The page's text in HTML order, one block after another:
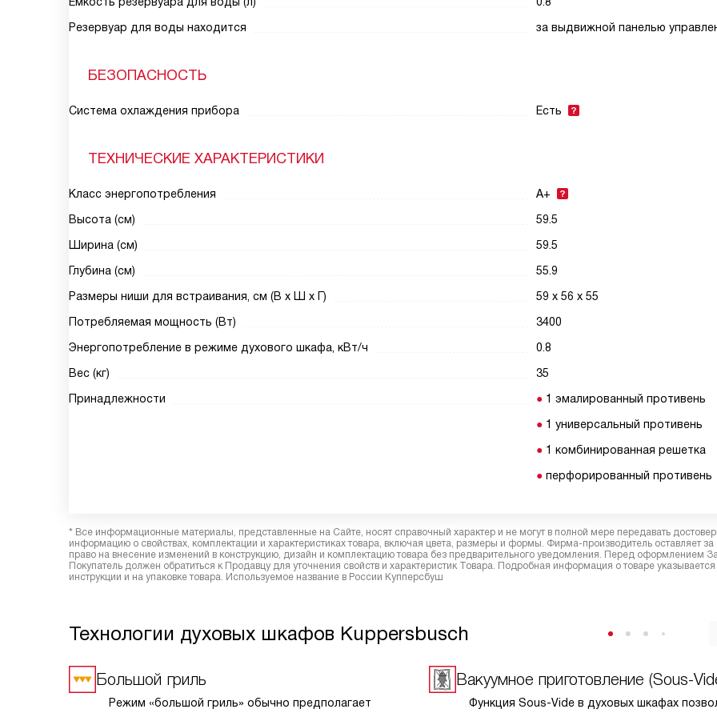
Резервуар для воды находится
за выдвижной панелью
БЕЗОПАСНОСТЬ
Система охлаждения прибора Есть
ТЕХНИЧЕСКИЕ ХАРАКТЕРИСТИКИ
Класс энергопотребления
A+
Высота (см)
59.5
Ширина (см)
59.5
Глубина (см)
55.9
Размеры ниши для встраивания, см (В х Ш х Г)
59 x 56 x 55
Потребляемая мощность (Вт)
3400
Энергопотребление в режиме духового шкафа, кВт/ч
0.8
Вес (кг)
35
Принадлежности
1 эмалированный противень
1 универсальный противень
1 комбинированная решетка
перфорированный противень
* Все информационные материалы, представленные на Сайте, носят справочный характер и не могут в полной мере передавать
информацию о свойствах, комплектации и характеристиках товара, включая цвета, размеры и формы. Фирма-производитель оставляет за
право на внесение изменений в конструкцию, дизайн и комплектацию товара без предварительного уведомления. Перед оформлением
Покупатель должен обратиться к Продавцу для уточнения свойств и характеристик Товара. Подробная информация о товаре указывается
инструкции и на упаковке товара. Используемое название в России Купперсбуш
Технологии духовых шкафов Kuppersbusch
Большой гриль
Режим «большой гриль» обычно предполагает
Вакуумное приготовление (Sous-
Функция Sous-Vide в духовых шкафах